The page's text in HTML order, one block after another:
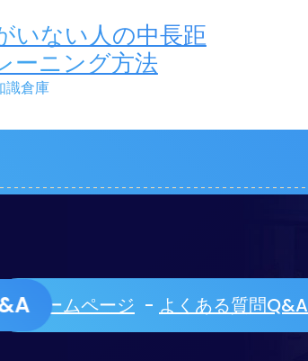
いない人の中長距
ーニング方法
識倉庫
ホームページ - よくある質問Q&A